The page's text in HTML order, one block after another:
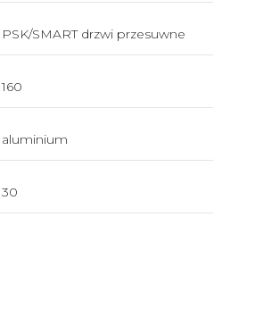
PSK/SMART drzwi przesuwne
160
aluminium
30